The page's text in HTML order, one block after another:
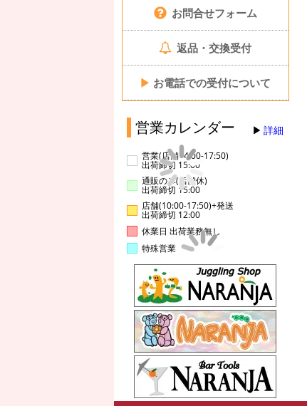
お問合せフォーム
返品・交換受付
▶ お電話での受付について
営業カレンダー 詳細
営業(店舗14:00-17:50)
出荷締切 15:00
通販のみ(店舗休)
出荷締切 15:00
店舗(10:00-17:50)+発送
出荷締切 12:00
休業日 出荷業務無し
特殊営業